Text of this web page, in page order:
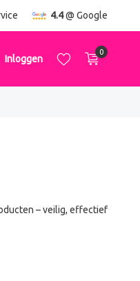
4.4@ Google
Inloggen
0
– veilig, effectief